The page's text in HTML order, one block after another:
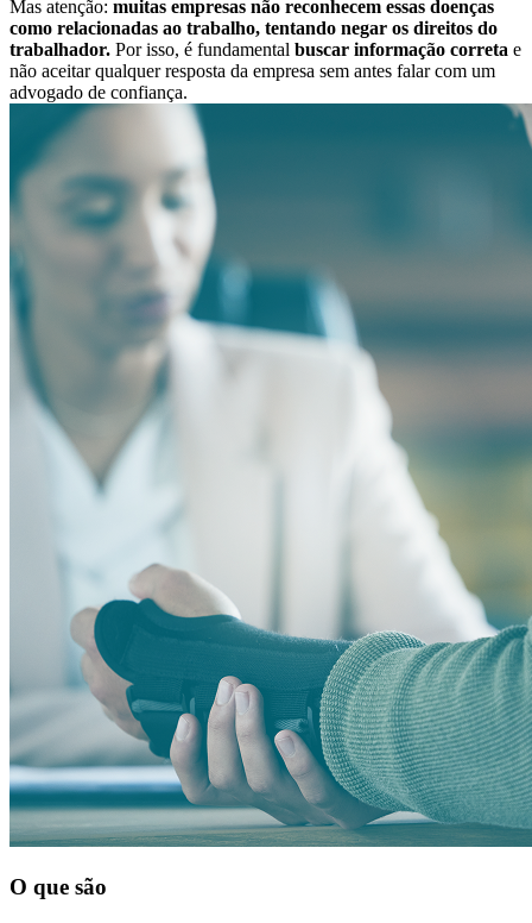
Mas atenção: muitas empresas não reconhecem essas doenças
como relacionadas ao trabalho, tentando negar os direitos do
trabalhador. Por isso, é fundamental buscar informação correta e
não aceitar qualquer resposta da empresa sem antes falar com um
advogado de confiança.
O que são